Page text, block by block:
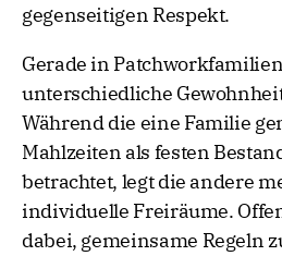
gegenseitigen Respekt.
Gerade in
unterschiedliche
Während die eine Familie
Mahlzeiten als festen
betrachtet, legt die andere
individuelle Freiräume.
dabei, gemeinsame Regeln